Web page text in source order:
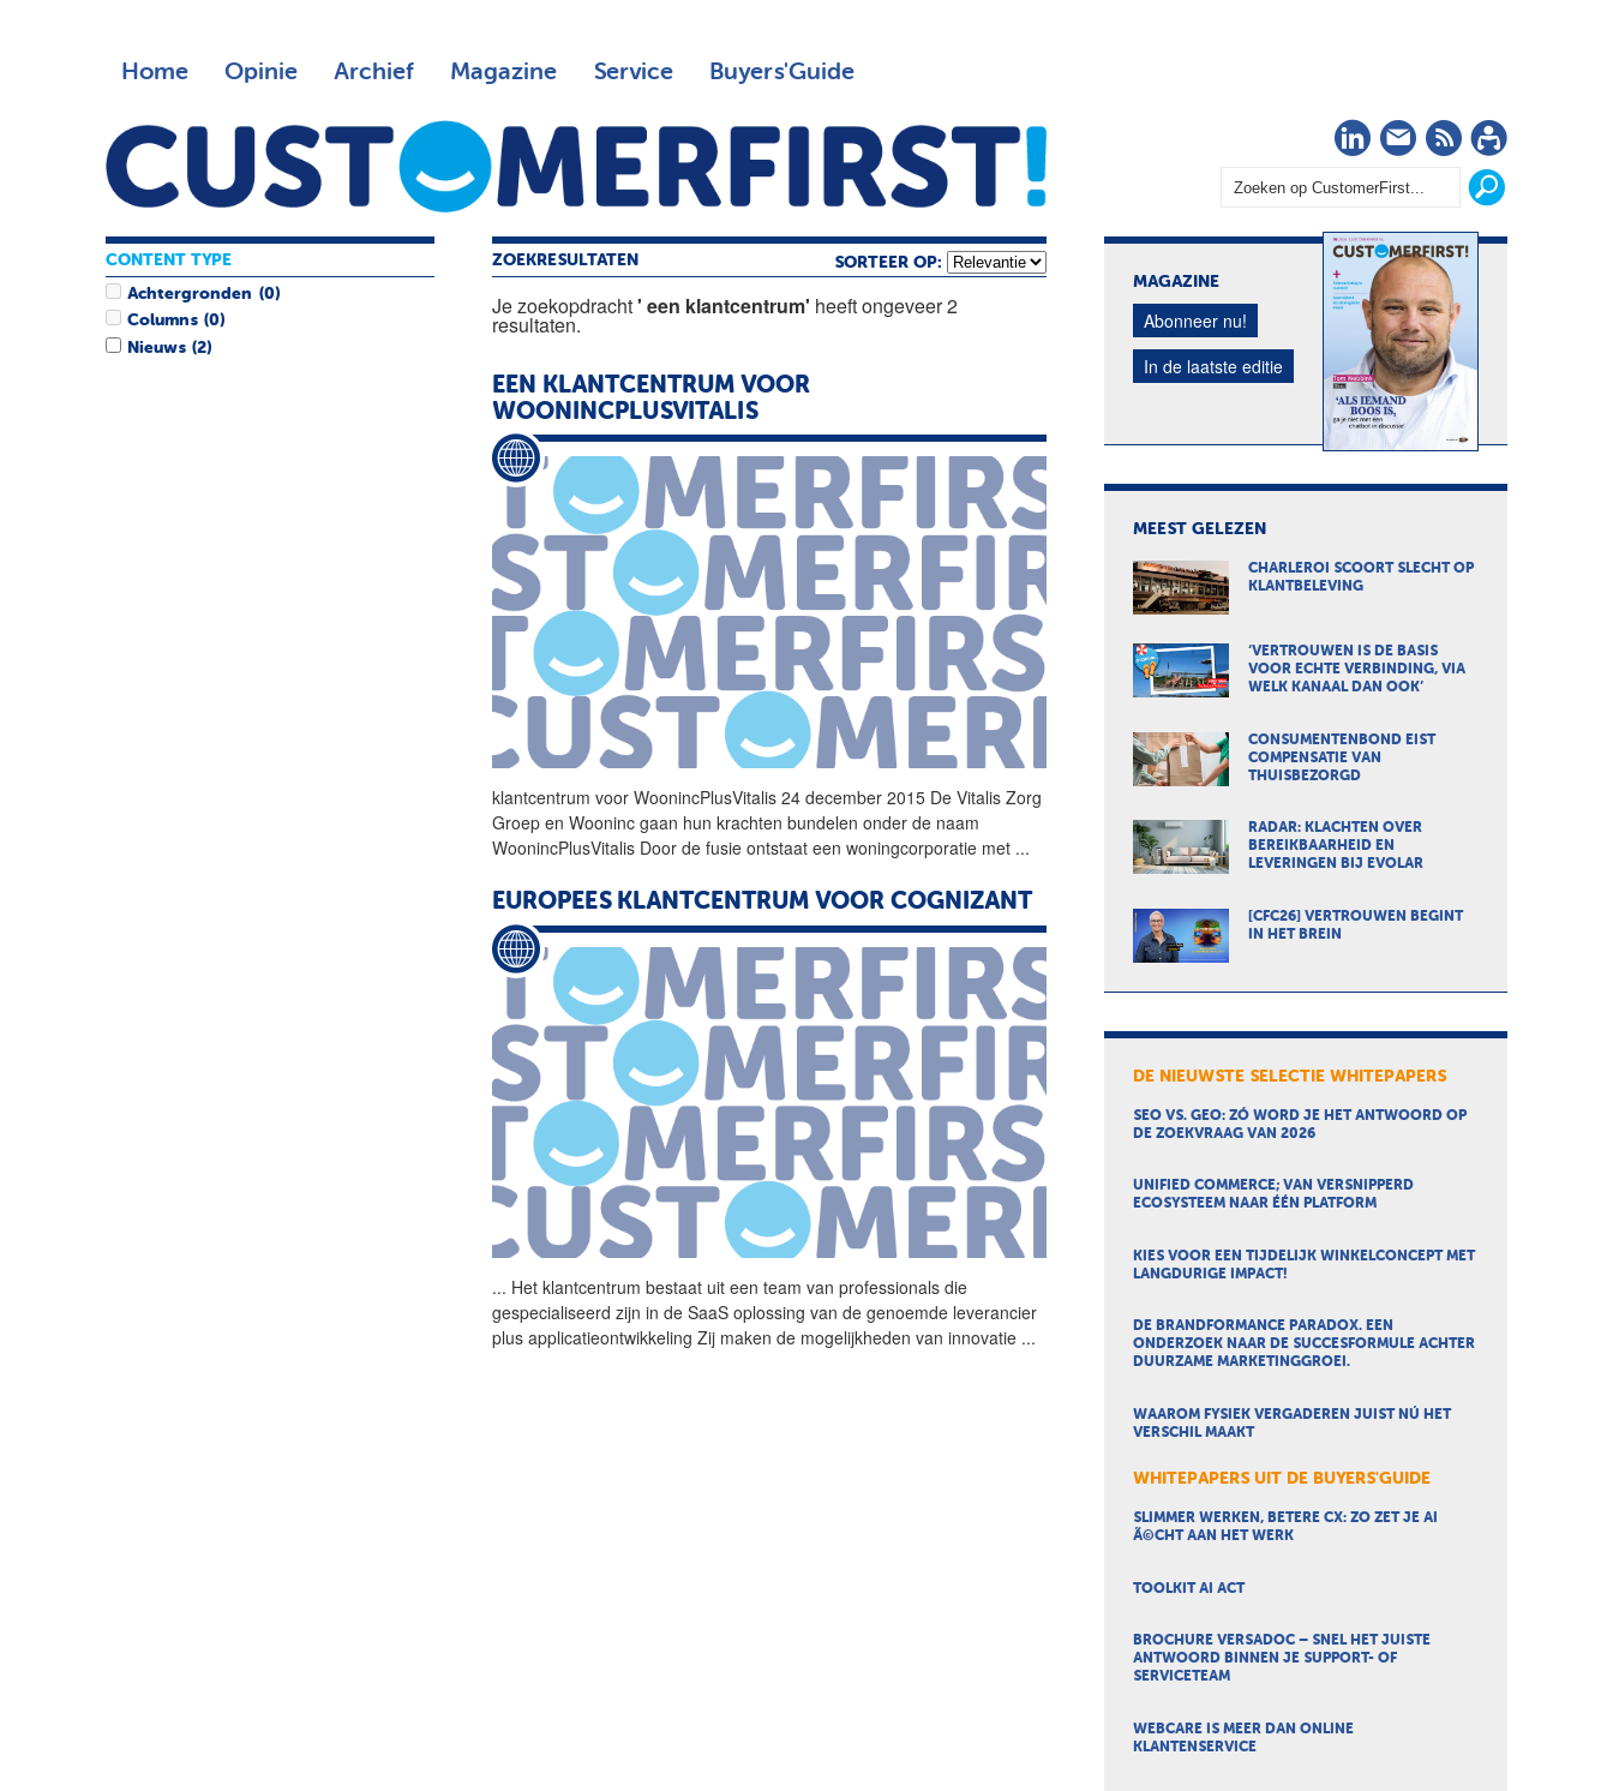
Home Opinie Archief Magazine Service Buyers'Guide
LinkedIn
Nieuwsbrief
RSS
ZOEKRESULTATEN SORTEER OP:
Je zoekopdracht' een klantcentrum' heeft ongeveer 2
resultaten.
EEN KLANTCENTRUM VOOR
WOONINCPLUSVITALIS
klantcentrum voor WoonincPlusVitalis 24 december 2015 De Vitalis Zorg
Groep en Wooninc gaan hun krachten bundelen onder de naam
WoonincPlusVitalis Door de fusie ontstaateen woningcorporatie met ...
EUROPEES KLANTCENTRUM VOOR COGNIZANT
... Hetklantcentrum bestaat uiteen team van professionals die
gespecialiseerd zijn in de SaaS oplossing van de genoemde leverancier
plus applicatieontwikkeling Zij maken de mogelijkheden van innovatie ...
CONTENT TYPE
Achtergronden (0)
Columns (0)
Nieuws (2)
MAGAZINE
Abonneer nu!
In de laatste editie
MEEST GELEZEN
CHARLEROI SCOORT SLECHT OP
KLANTBELEVING
‘VERTROUWEN IS DE BASIS
VOOR ECHTE VERBINDING, VIA
WELK KANAAL DAN OOK’
CONSUMENTENBOND EIST
COMPENSATIE VAN
THUISBEZORGD
RADAR: KLACHTEN OVER
BEREIKBAARHEID EN
LEVERINGEN BIJ EVOLAR
[CFC26] VERTROUWEN BEGINT
IN HET BREIN
DE NIEUWSTE SELECTIE WHITEPAPERS
SEO VS. GEO: ZÓ WORD JE HET ANTWOORD OP
DE ZOEKVRAAG VAN 2026
UNIFIED COMMERCE; VAN VERSNIPPERD
ECOSYSTEEM NAAR ÉÉN PLATFORM
KIES VOOR EEN TIJDELIJK WINKELCONCEPT MET
LANGDURIGE IMPACT!
DE BRANDFORMANCE PARADOX. EEN
ONDERZOEK NAAR DE SUCCESFORMULE ACHTER
DUURZAME MARKETINGGROEI.
WAAROM FYSIEK VERGADEREN JUIST NÚ HET
VERSCHIL MAAKT
WHITEPAPERS UIT DE BUYERS'GUIDE
SLIMMER WERKEN, BETERE CX: ZO ZET JE AI
Ã©CHT AAN HET WERK
TOOLKIT AI ACT
BROCHURE VERSADOC – SNEL HET JUISTE
ANTWOORD BINNEN JE SUPPORT- OF
SERVICETEAM
WEBCARE IS MEER DAN ONLINE
KLANTENSERVICE